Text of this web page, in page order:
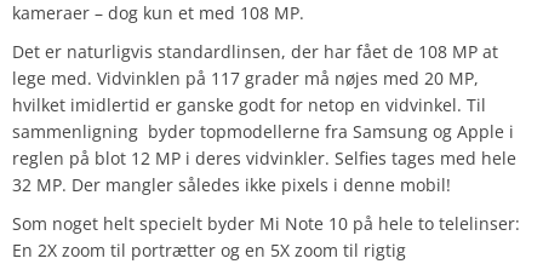
kameraer – dog kun et med 108 MP.
Det er naturligvis standardlinsen, der har fået de 108 MP at
lege med. Vidvinklen på 117 grader må nøjes med 20 MP,
hvilket imidlertid er ganske godt for netop en vidvinkel. Til
sammenligning byder topmodellerne fra Samsung og Apple i
reglen på blot 12 MP i deres vidvinkler. Selfies tages med hele
32 MP. Der mangler således ikke pixels i denne mobil!
Som noget helt specielt byder Mi Note 10 på hele to telelinser:
En 2X zoom til portrætter og en 5X zoom til rigtig